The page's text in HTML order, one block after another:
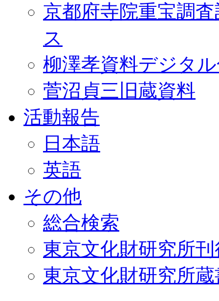
京都府寺院重宝調
ス
柳澤孝資料デジタ
菅沼貞三旧蔵資料
活動報告
日本語
英語
その他
総合検索
東京文化財研究所
東京文化財研究所